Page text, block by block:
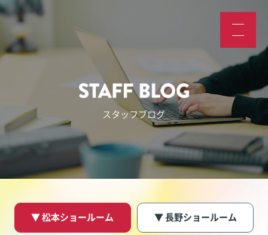
スタッフブログ
▼ 松本ショールーム ▼ 長野ショールーム